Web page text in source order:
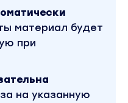
хорошие идеи в
лупа
OKR
на самом важном.
материал будет
при
на указанную